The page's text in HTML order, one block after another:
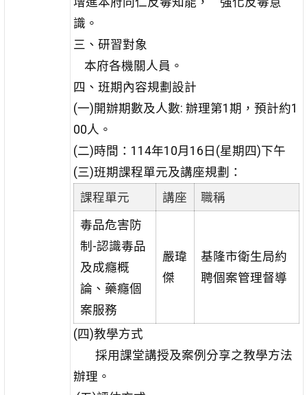
識。
三、研習對象
本府各機關人員。
四、班期內容規劃設計
(一)開辦期數及人數: 辦理第1期，預計約1
00人。
(二)時間：114年10月16日(星期四)下午
(三)班期課程單元及講座規劃：
課程單元
講座
職稱
毒品危害防
制-認識毒品
及成癮概
論、藥癮個
案服務
嚴瑋
傑
基隆市衛生局約
聘個案管理督導
(四)教學方式
採用課堂講授及案例分享之教學方法
辦理。